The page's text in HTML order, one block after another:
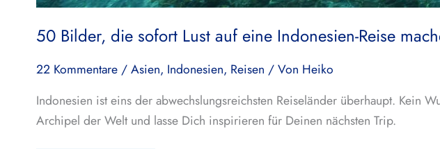
50 Bilder, die sofort Lust auf eine Indonesien-Reise
22 Kommentare/Asien, Indonesien, Reisen / Von Heiko
Indonesien ist eins der abwechslungsreichsten Reiseländer überhaupt.
Archipel der Welt und lasse Dich inspirieren für Deinen nächsten Trip.